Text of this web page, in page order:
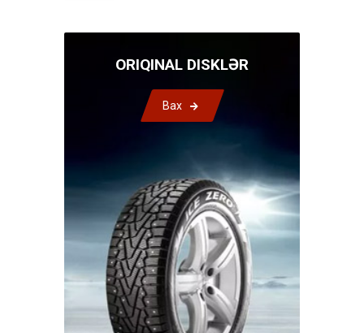
ORIQINAL DISKLƏR
Bax